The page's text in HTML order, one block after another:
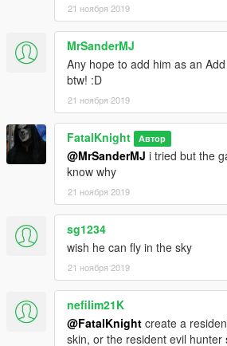
21 ноября 2019
MrSanderMJ
Any hope to add him as an
btw! :D
21 ноября 2019
FatalKnight Автор
@MrSanderMJ i tried but the
know why
21 ноября 2019
sg1234
wish he can fly in the sky
21 ноября 2019
nefilim21K
@FatalKnight create a
skin, or the resident evil hunter